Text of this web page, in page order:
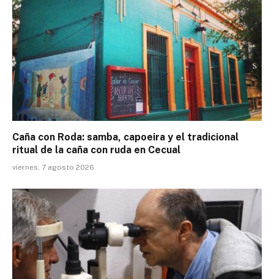
Caña con Roda: samba, capoeira y el tradicional
ritual de la caña con ruda en Cecual
viernes, 7 agosto 2026